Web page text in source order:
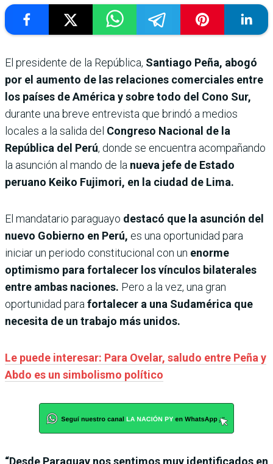
El presidente de la República, Santiago Peña, abogó
por el aumento de las relaciones comerciales entre
los países de América y sobre todo del Cono Sur,
durante una breve entrevista que brindó a medios
locales a la salida del Congreso Nacional de la
República del Perú, donde se encuentra acompañando
la asunción al mando de la nueva jefe de Estado
peruano Keiko Fujimori, en la ciudad de Lima.
El mandatario paraguayo destacó que la asunción del
nuevo Gobierno en Perú, es una oportunidad para
iniciar un periodo constitucional con un enorme
optimismo para fortalecer los vínculos bilaterales
entre ambas naciones. Pero a la vez, una gran
oportunidad para fortalecer a una Sudamérica que
necesita de un trabajo más unidos.
Le puede interesar: Para Ovelar, saludo entre Peña y
Abdo es un simbolismo político
“Desde Paraguay nos sentimos muy identificados en